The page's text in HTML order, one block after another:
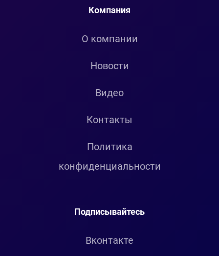
Компания
О компании
Новости
Видео
Контакты
Политика
конфиденциальности
Подписывайтесь
Вконтакте